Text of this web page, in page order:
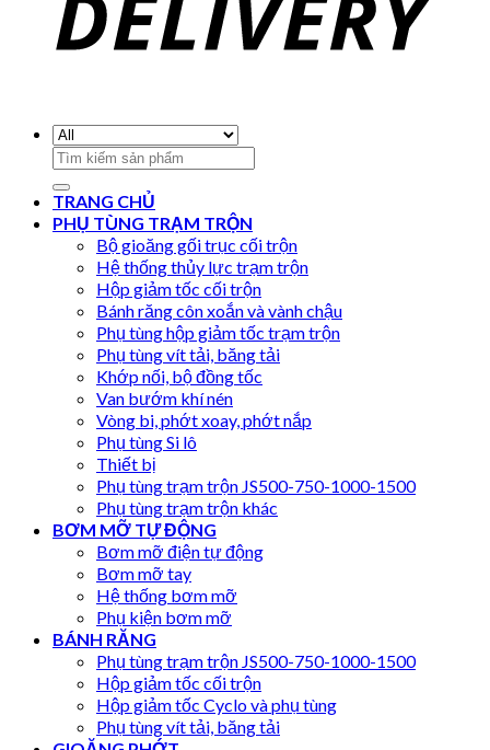
Search
for:
TRANG CHỦ
PHỤ TÙNG TRẠM TRỘN
Bộ gioăng gối trục cối trộn
Hệ thống thủy lực trạm trộn
Hộp giảm tốc cối trộn
Bánh răng côn xoắn và vành chậu
Phụ tùng hộp giảm tốc trạm trộn
Phụ tùng vít tải, băng tải
Khớp nối, bộ đồng tốc
Van bướm khí nén
Vòng bi, phớt xoay, phớt nắp
Phụ tùng Si lô
Thiết bị
Phụ tùng trạm trộn JS500-750-1000-1500
Phụ tùng trạm trộn khác
BƠM MỠ TỰ ĐỘNG
Bơm mỡ điện tự động
Bơm mỡ tay
Hệ thống bơm mỡ
Phụ kiện bơm mỡ
BÁNH RĂNG
Phụ tùng trạm trộn JS500-750-1000-1500
Hộp giảm tốc cối trộn
Hộp giảm tốc Cyclo và phụ tùng
Phụ tùng vít tải, băng tải